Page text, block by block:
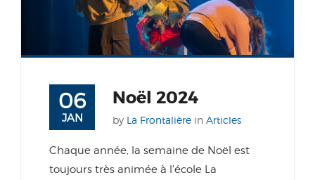
06
JAN
Noël 2024
by La Frontalière in Articles
Chaque année, la semaine de Noël est
toujours très animée à l'école La